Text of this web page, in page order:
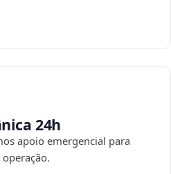
24h
apoio emergencial para